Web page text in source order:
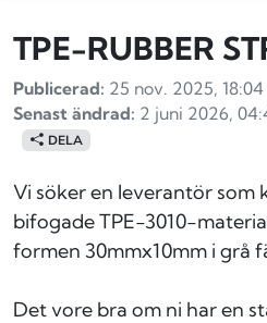
TPE-RUBBER
Publicerad: 25 nov. 2025, 18:04
Senast ändrad: 2 juni 2026,
DELA
Vi söker en leverantör som
bifogade TPE-3010-
formen 30mmx10mm i grå
Det vore bra om ni har en